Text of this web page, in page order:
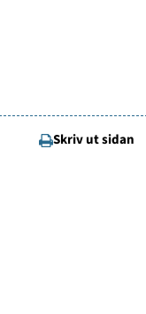
Skriv ut sidan